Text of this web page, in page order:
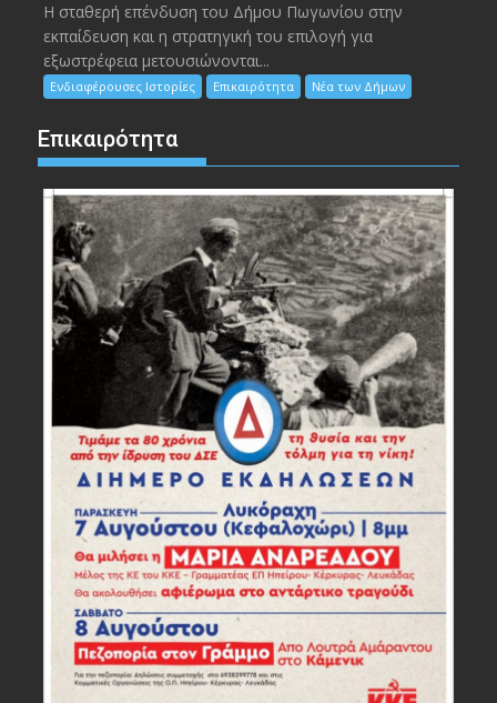
Η σταθερή επένδυση του Δήμου Πωγωνίου στην
εκπαίδευση και η στρατηγική του επιλογή για
εξωστρέφεια μετουσιώνονται...
Ενδιαφέρουσες Ιστορίες Επικαιρότητα Νέα των Δήμων
Επικαιρότητα